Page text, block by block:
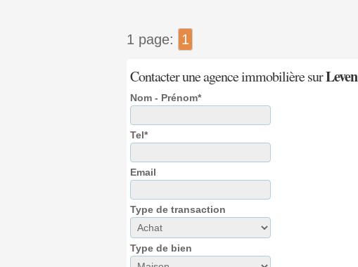
1 page: 1
Contacter une agence immobilière surLeven
Nom - Prénom*
Tel*
Email
Type de transaction
Type de bien